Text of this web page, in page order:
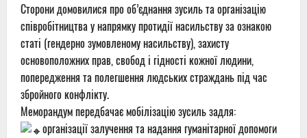
Сторони домовилися про об’єднання зусиль та організацію
співробітництва у напрямку протидії насильству за ознакою
статі (гендерно зумовленому насильству), захисту
основоположних прав, свобод і гідності кожної людини,
попередження та полегшення людських страждань під час
збройного конфлікту.
Меморандум передбачає мобілізацію зусиль задля:
організації залучення та надання гуманітарної допомоги